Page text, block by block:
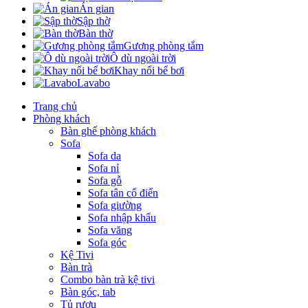
Án gian
Sập thờ
Bàn thờ
Gương phòng tắm
Ô dù ngoài trời
Khay nổi bể bơi
Lavabo
Trang chủ
Phòng khách
Bàn ghế phòng khách
Sofa
Sofa da
Sofa nỉ
Sofa gỗ
Sofa tân cổ điển
Sofa giường
Sofa nhập khẩu
Sofa văng
Sofa góc
Kệ Tivi
Bàn trà
Combo bàn trà kệ tivi
Bàn góc, tab
Tủ rượu